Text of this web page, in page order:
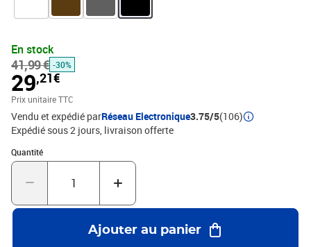
rustique.Soutien confortable : cette tête de lit vous offre un
regarder des films.Couleur : noirMatériau : bois de pin
massifDimensions : 126 x 4 x 100 cm (l x P x H)L'assemblage est
requis
En stock
41,99 € -30%
29,21€
Prix unitaire TTC
Vendu et expédié parRéseau Electronique3.75/5(106)
Expédié sous 2 jours livraison offerte
Quantité
Quantité : 1
Ajouter au panier